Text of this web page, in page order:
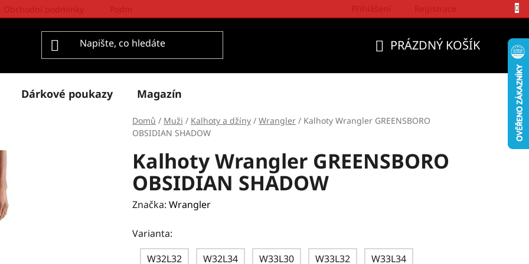
PRÁZDNÝ KOŠÍK
Dárkové poukazy Magazín
Domů / Muži / Kalhoty a džíny / Wrangler / Kalhoty Wrangler GREENSBORO
OBSIDIAN SHADOW
Kalhoty Wrangler GREENSBORO
OBSIDIAN SHADOW
Značka: Wrangler
Varianta:
W32L32
W32L34 W33L30 W33L32 W33L34